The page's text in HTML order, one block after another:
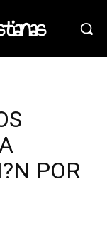
POR